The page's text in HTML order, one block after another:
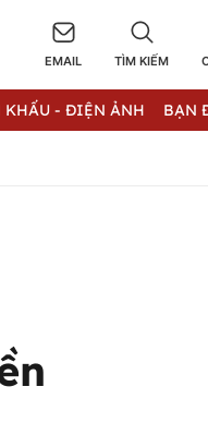
EMAIL TÌM KIẾM
KHẤU - ĐIỆN ẢNH BẠN